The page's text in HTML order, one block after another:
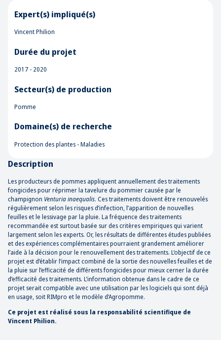
Expert(s) impliqué(s)
Vincent Philion
Durée du projet
2017 - 2020
Secteur(s) de production
Pomme
Domaine(s) de recherche
Protection des plantes - Maladies
Description
Les producteurs de pommes appliquent annuellement des traitements
fongicides pour réprimer la tavelure du pommier causée par le
champignon Venturia inaequalis. Ces traitements doivent être renouvelés
régulièrement selon les risques d’infection, l’apparition de nouvelles
feuilles et le lessivage par la pluie. La fréquence des traitements
recommandée est surtout basée sur des critères empiriques qui varient
largement selon les experts. Or, les résultats de différentes études publiées
et des expériences complémentaires pourraient grandement améliorer
l’aide à la décision pour le renouvellement des traitements. L’objectif de ce
projet est d’établir l’impact combiné de la sortie des nouvelles feuilles et de
la pluie sur l’efficacité de différents fongicides pour mieux cerner la durée
d’efficacité des traitements. L’information obtenue dans le cadre de ce
projet serait compatible avec une utilisation par les logiciels qui sont déjà
en usage, soit RIMpro et le modèle d’Agropomme.
Ce projet est réalisé sous la responsabilité scientifique de
Vincent Philion.